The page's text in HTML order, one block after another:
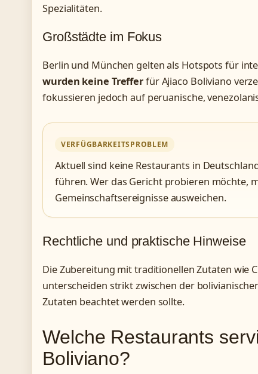
Spezialitäten.
Großstädte im Fokus
Berlin und München gelten als Hotspots für
wurden keine Trefferfür Ajiaco Boliviano
fokussieren jedoch auf peruanische,
VERFÜGBARKEITSPROBLEM
Aktuell sind keine Restaurants in
führen. Wer das Gericht probieren möchte,
Gemeinschaftsereignisse ausweichen.
Rechtliche und praktische Hinweise
Die Zubereitung mit traditionellen Zutaten wie
unterscheiden strikt zwischen der
Zutaten beachtet werden sollte.
Welche Restaurants
Boliviano?